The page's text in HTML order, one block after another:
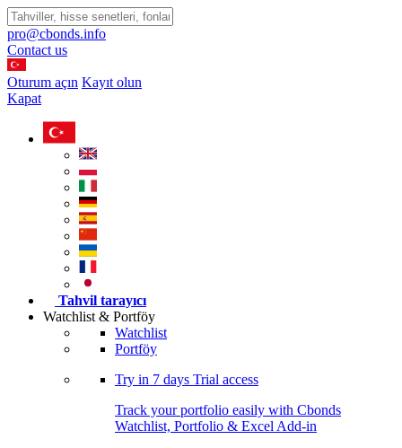
pro@cbonds.info
Contact us
Oturum açın Kayıt olun
Kapat
Tahvil tarayıcı
Watchlist & Portföy
Watchlist
Portföy
Try in 7 days Trial access
Track your portfolio easily with Cbonds
Watchlist, Portfolio & Excel Add-in